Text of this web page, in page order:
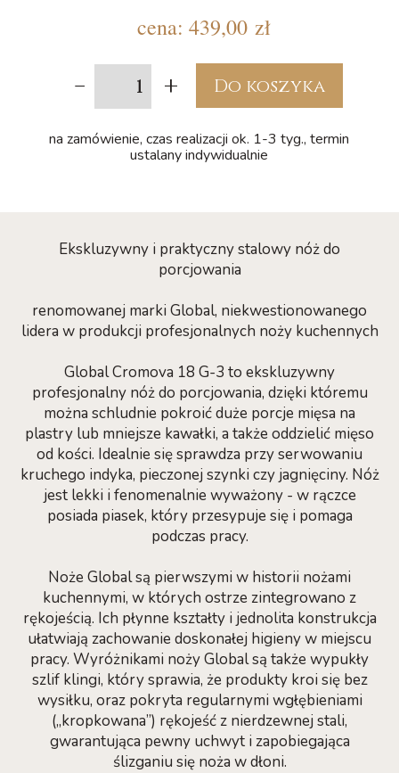
cena: 439,00 zł
- + Do koszyka
na zamówienie, czas realizacji ok. 1-3 tyg., termin
ustalany indywidualnie
Ekskluzywny i praktyczny stalowy nóż do
porcjowania
renomowanej marki Global, niekwestionowanego
lidera w produkcji profesjonalnych noży kuchennych
Global Cromova 18 G-3 to ekskluzywny
profesjonalny nóż do porcjowania, dzięki któremu
można schludnie pokroić duże porcje mięsa na
plastry lub mniejsze kawałki, a także oddzielić mięso
od kości. Idealnie się sprawdza przy serwowaniu
kruchego indyka, pieczonej szynki czy jagnięciny. Nóż
jest lekki i fenomenalnie wyważony - w rączce
posiada piasek, który przesypuje się i pomaga
podczas pracy.
Noże Global są pierwszymi w historii nożami
kuchennymi, w których ostrze zintegrowano z
rękojeścią. Ich płynne kształty i jednolita konstrukcja
ułatwiają zachowanie doskonałej higieny w miejscu
pracy. Wyróżnikami noży Global są także wypukły
szlif klingi, który sprawia, że produkty kroi się bez
wysiłku, oraz pokryta regularnymi wgłębieniami
(„kropkowana”) rękojeść z nierdzewnej stali,
gwarantująca pewny uchwyt i zapobiegająca
ślizganiu się noża w dłoni.